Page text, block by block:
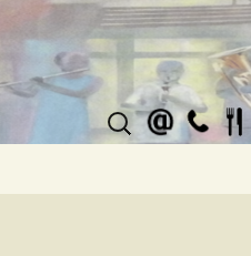
Suchen
nach: